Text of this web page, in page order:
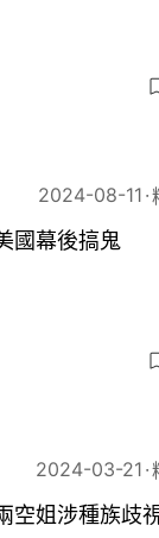
2024-08-11
國幕後搞鬼
2024-03-21
空姐涉種族歧